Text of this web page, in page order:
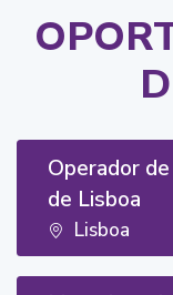
Operador
de Lisboa
Lisboa